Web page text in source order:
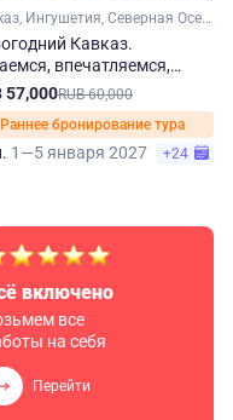
Кавказ, Ингушетия, Северная Осетия, Чечня
Кавказ.
впечатляемся,
57,000RUB 60,000
Раннее бронирование тура
1—5 января 2027 +24
включено
все
на себя
Перейти